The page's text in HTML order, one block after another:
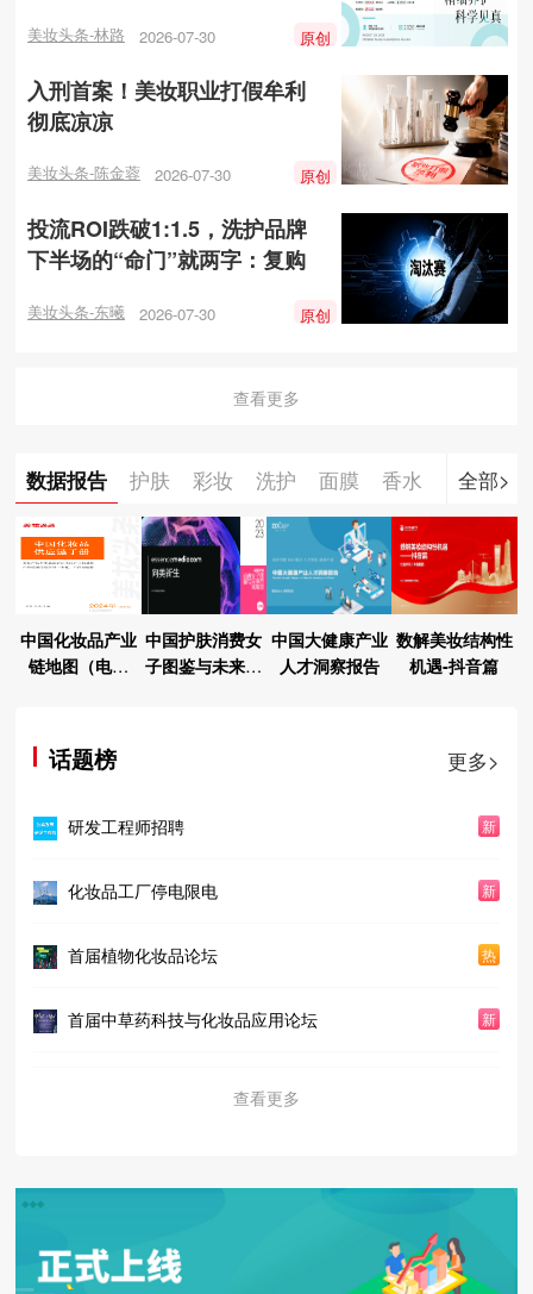
美妆头条-林路 2026-07-30 原创
入刑首案！美妆职业打假牟利
彻底凉凉
美妆头条-陈金蓉 2026-07-30 原创
投流ROI跌破1:1.5，洗护品牌
下半场的“命门”就两字：复购
美妆头条-东曦 2026-07-30 原创
查看更多
数据报告 护肤 彩妆 洗护 面膜 香水 男士
全部>
中国化妆品产业
链地图（电子
中国护肤消费女
子图鉴与未来市
中国大健康产业
人才洞察报告
数解美妆结构性
机遇-抖音篇
话题榜 更多>
研发工程师招聘 新
化妆品工厂停电限电 新
首届植物化妆品论坛 热
首届中草药科技与化妆品应用论坛 新
查看更多